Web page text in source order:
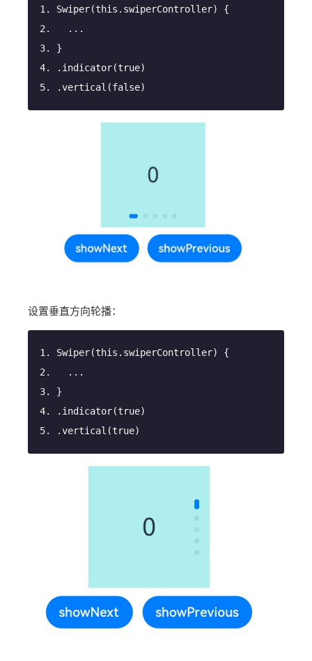
Swiper(this .swiperController)
{
  ...
}
.indicator(true)
.vertical(false)
设置垂直方向轮播：
Swiper(this .swiperController)
{
  ...
}
.indicator(true)
.vertical(true)